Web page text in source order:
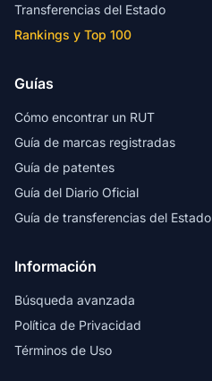
Transferencias del Estado
Rankings y Top 100
Guías
Cómo encontrar un RUT
Guía de marcas registradas
Guía de patentes
Guía del Diario Oficial
Guía de transferencias del Estado
Información
Búsqueda avanzada
Política de Privacidad
Términos de Uso